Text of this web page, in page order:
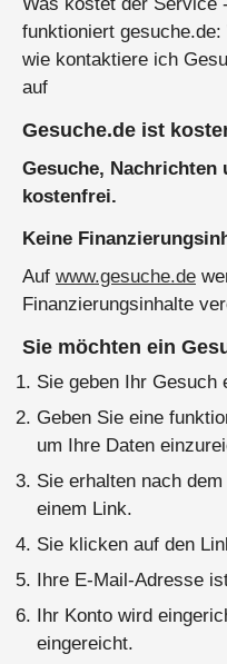
funktioniert
wie kontaktiere ich
auf
Gesuche.de ist
Gesuche,
kostenfrei.
Keine
Auf www.gesuche.de
Finanzierungsinhalte
Sie möchten ein
Sie geben Ihr Gesuch
Geben Sie eine
um Ihre Daten
Sie erhalten nach
einem Link.
Sie klicken auf den
Ihre E-Mail-Adresse
Ihr Konto wird
eingereicht.